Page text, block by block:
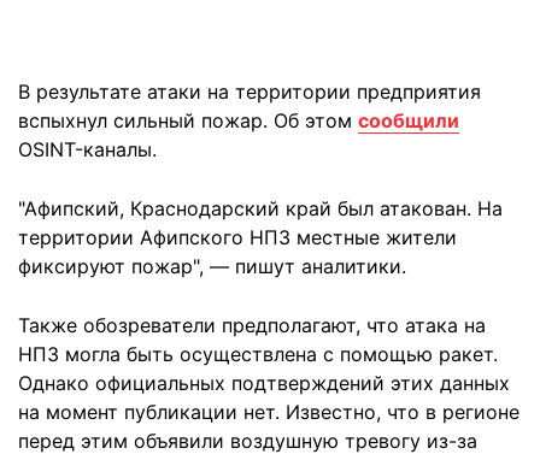
В результате атаки на территории предприятия
вспыхнул сильный пожар. Об этом сообщили
OSINT-каналы.
"Афипский, Краснодарский край был атакован. На
территории Афипского НПЗ местные жители
фиксируют пожар", — пишут аналитики.
Также обозреватели предполагают, что атака на
НПЗ могла быть осуществлена с помощью ракет.
Однако официальных подтверждений этих данных
на момент публикации нет. Известно, что в регионе
перед этим объявили воздушную тревогу из-за